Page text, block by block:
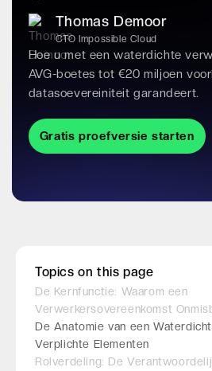
Thomas Demoor
CTO Impossible Cloud
Hoe u met een waterdichte
AVG-boetes tot €20 miljoen
datasoevereiniteit garandeert.
Gratis proefversie starten
Topics on this page
De Kernfunctie: Waarom een
Verwerkersovereenkomst
De Anatomie van een
Verplichte Elementen
Rolverdeling: De